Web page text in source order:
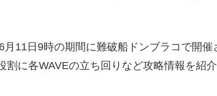
月11日9時の期間に難破船ドンブラコで開
割に各WAVEの立ち回りなど攻略情報を紹介